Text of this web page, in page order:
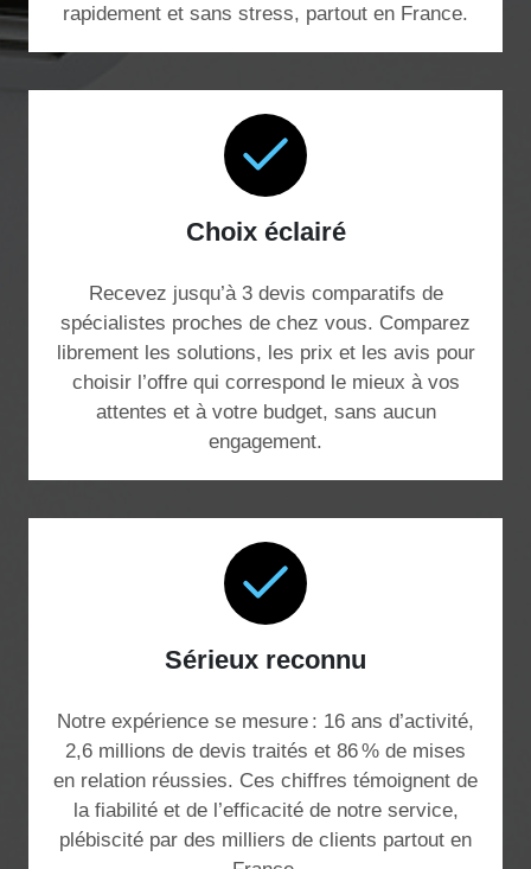
rapidement et sans stress, partout en France.
Choix éclairé
Recevez jusqu’à 3 devis comparatifs de
spécialistes proches de chez vous. Comparez
librement les solutions, les prix et les avis pour
choisir l’offre qui correspond le mieux à vos
attentes et à votre budget, sans aucun
engagement.
Sérieux reconnu
Notre expérience se mesure : 16 ans d’activité,
2,6 millions de devis traités et 86 % de mises
en relation réussies. Ces chiffres témoignent de
la fiabilité et de l’efficacité de notre service,
plébiscité par des milliers de clients partout en